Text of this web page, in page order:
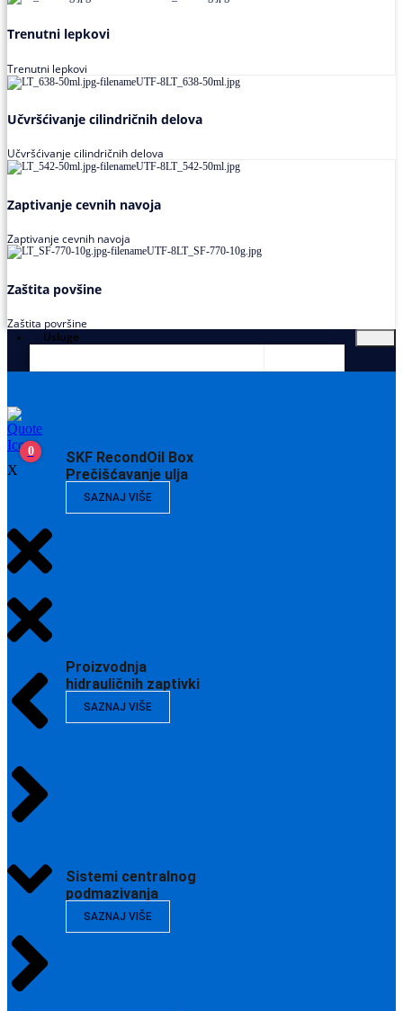
Trenutni lepkovi
Trenutni lepkovi
Učvršćivanje cilindričnih delova
Učvršćivanje cilindričnih delova
Zaptivanje cevnih navoja
Zaptivanje cevnih navoja
Zaštita povšine
Zaštita površine
Usluge
SKF RecondOil Box
Prečišćavanje ulja
SAZNAJ VIŠE
Proizvodnja
hidrauličnih zaptivki
SAZNAJ VIŠE
Sistemi centralnog
podmazivanja
SAZNAJ VIŠE
0
X